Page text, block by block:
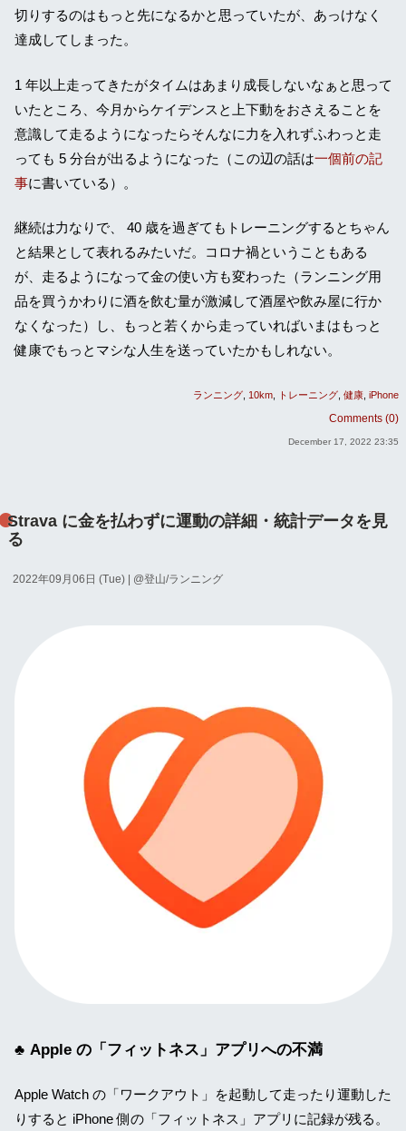
切りするのはもっと先になるかと思っていたが、あっけなく
達成してしまった。
1 年以上走ってきたがタイムはあまり成長しないなぁと思って
いたところ、今月からケイデンスと上下動をおさえることを
意識して走るようになったらそんなに力を入れずふわっと走
っても 5 分台が出るようになった（この辺の話は一個前の記
事に書いている）。
継続は力なりで、 40 歳を過ぎてもトレーニングするとちゃん
と結果として表れるみたいだ。コロナ禍ということもある
が、走るようになって金の使い方も変わった（ランニング用
品を買うかわりに酒を飲む量が激減して酒屋や飲み屋に行か
なくなった）し、もっと若くから走っていればいまはもっと
健康でもっとマシな人生を送っていたかもしれない。
ランニング 10km トレーニング 健康 iPhone
Comments (0)
December 17, 2022 23:35
Strava に金を払わずに運動の詳細・統計データを見
る
2022年09月06日 (Tue) | @登山/ランニング
Apple の「フィットネス」アプリへの不満
Apple Watch の「ワークアウト」を起動して走ったり運動した
りすると iPhone 側の「フィットネス」アプリに記録が残る。